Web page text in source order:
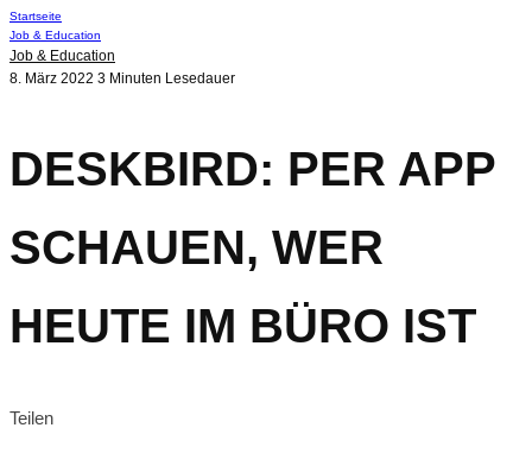
Startseite
Job & Education
Job & Education
8. März 2022 3 Minuten Lesedauer
DESKBIRD: PER APP
SCHAUEN, WER
HEUTE IM BÜRO IST
Teilen